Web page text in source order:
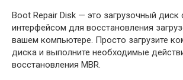
Boot Repair Disk — это загрузочный
интерфейсом для восстановления
вашем компьютере. Просто загрузите
диска и выполните необходимые
восстановления MBR.